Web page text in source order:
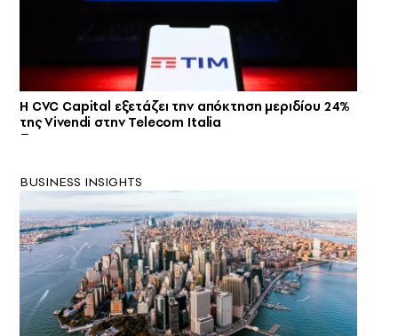
Η CVC Capital εξετάζει την απόκτηση μεριδίου 24%
της Vivendi στην Telecom Italia
BUSINESS INSIGHTS